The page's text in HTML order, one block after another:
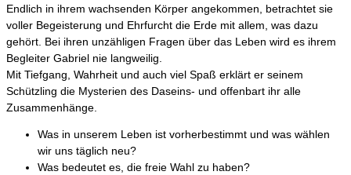
Endlich in ihrem wachsenden Körper angekommen, betrachtet sie
voller Begeisterung und Ehrfurcht die Erde mit allem, was dazu
gehört. Bei ihren unzähligen Fragen über das Leben wird es ihrem
Begleiter Gabriel nie langweilig.
Mit Tiefgang, Wahrheit und auch viel Spaß erklärt er seinem
Schützling die Mysterien des Daseins- und offenbart ihr alle
Zusammenhänge.
Was in unserem Leben ist vorherbestimmt und was wählen
wir uns täglich neu?
Was bedeutet es, die freie Wahl zu haben?